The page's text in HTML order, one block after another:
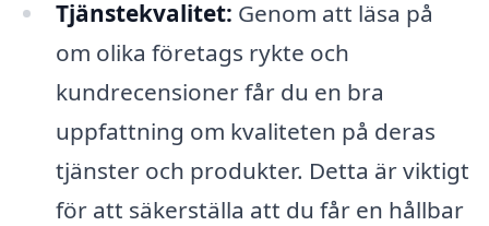
Tjänstekvalitet: Genom att läsa på
om olika företags rykte och
kundrecensioner får du en bra
uppfattning om kvaliteten på deras
tjänster och produkter. Detta är viktigt
för att säkerställa att du får en hållbar